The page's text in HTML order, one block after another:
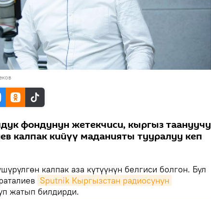
фондунун жетекчиси, кыргыз таануучу
калпак кийүү маданияты тууралуу кеп
калпак аза күтүүнүн белгиси болгон. Бул
Sputnik Кыргызстан радиосунун
жатып билдирди.